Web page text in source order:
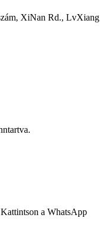
XiNan Rd., LvXiang
Kattintson a WhatsApp